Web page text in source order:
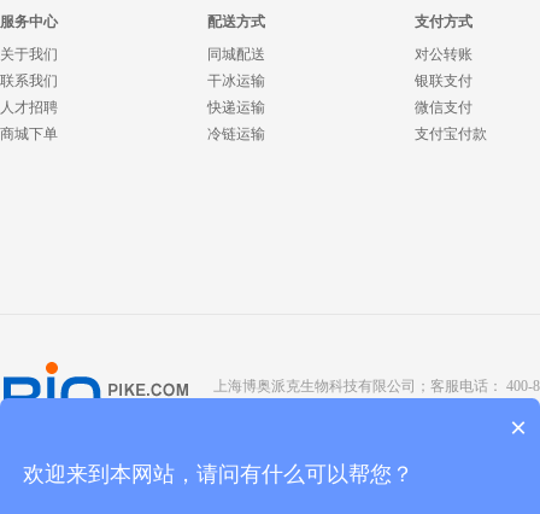
服务中心
关于我们
联系我们
人才招聘
商城下单
配送方式
同城配送
干冰运输
快递运输
冷链运输
支付方式
对公转账
银联支付
微信支付
支付宝付款
上海博奥派克生物科技有限公司；客服电话： 400-
京ICP备
×
欢迎来到本网站，请问有什么可以帮您？